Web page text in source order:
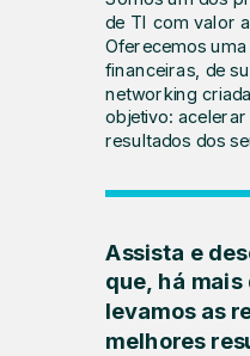
de TI com valor
Oferecemos
financeiras, de
networking
objetivo: acelerar
resultados dos
Assista e
que, há mais
levamos as
melhores